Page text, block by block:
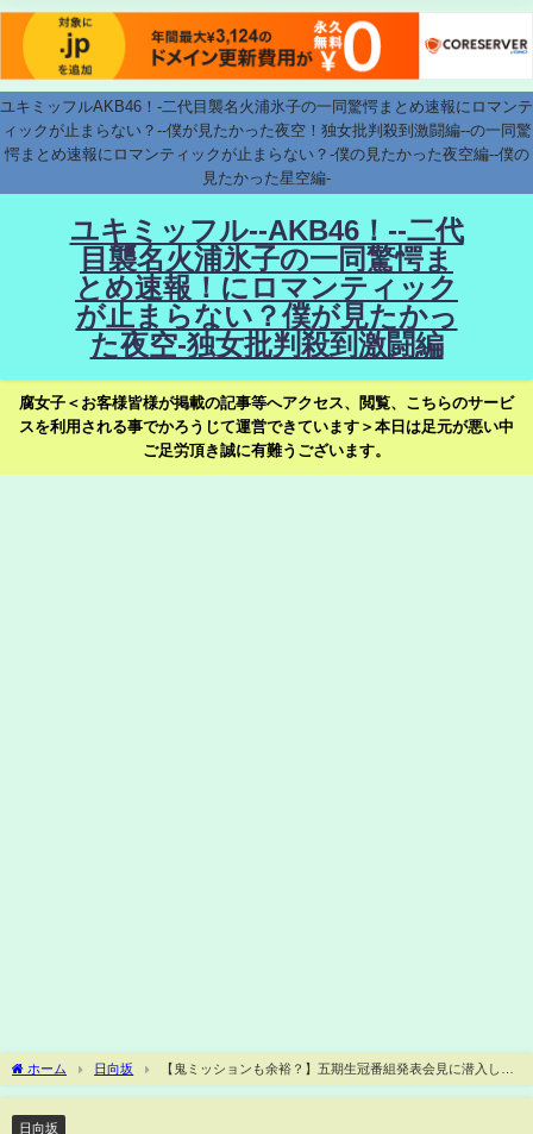
ユキミッフルAKB46！-二代目襲名火浦氷子の一同驚愕まとめ速報にロマンテ
ィックが止まらない？--僕が見たかった夜空！独女批判殺到激闘編--の一同驚
愕まとめ速報にロマンティックが止まらない？-僕の見たかった夜空編--僕の
見たかった星空編-
ユキミッフル--AKB46！--二代
目襲名火浦氷子の一同驚愕ま
とめ速報！にロマンティック
が止まらない？僕が見たかっ
た夜空-独女批判殺到激闘編
腐女子＜お客様皆様が掲載の記事等へアクセス、閲覧、こちらのサービ
スを利用される事でかろうじて運営できています＞本日は足元が悪い中
ご足労頂き誠に有難うございます。
ホーム 日向坂
【鬼ミッションも余裕？】五期生冠番組発表会見に潜入した
のワシやないかい！【日向坂になりましょう】
日向坂